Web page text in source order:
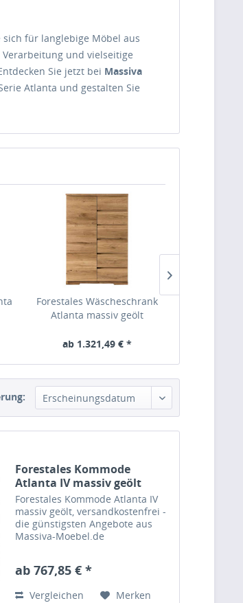
sich für langlebige Möbel aus
und vielseitige
Sie jetzt bei Massiva
Atlanta und gestalten Sie
Forestales Wäscheschrank
Atlanta massiv geölt
ab 1.321,49 € *
Forestales Kommode
Atlanta IV massiv geölt
Forestales Kommode Atlanta IV
massiv geölt, versandkostenfrei -
die günstigsten Angebote aus
Massiva-Moebel.de
ab 767,85 € *
Vergleichen Merken